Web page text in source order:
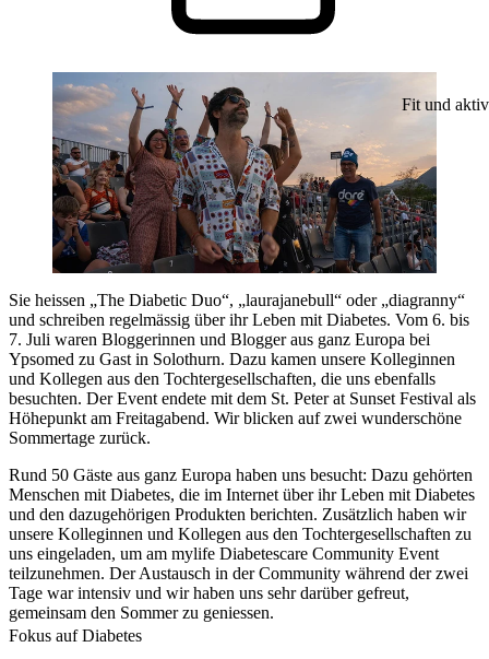
Fit und aktiv
Sie heissen „The Diabetic Duo“, „laurajanebull“ oder „diagranny“
und schreiben regelmässig über ihr Leben mit Diabetes. Vom 6. bis
7. Juli waren Bloggerinnen und Blogger aus ganz Europa bei
Ypsomed zu Gast in Solothurn. Dazu kamen unsere Kolleginnen
und Kollegen aus den Tochtergesellschaften, die uns ebenfalls
besuchten. Der Event endete mit dem St. Peter at Sunset Festival als
Höhepunkt am Freitagabend. Wir blicken auf zwei wunderschöne
Sommertage zurück.
Rund 50 Gäste aus ganz Europa haben uns besucht: Dazu gehörten
Menschen mit Diabetes, die im Internet über ihr Leben mit Diabetes
und den dazugehörigen Produkten berichten. Zusätzlich haben wir
unsere Kolleginnen und Kollegen aus den Tochtergesellschaften zu
uns eingeladen, um am mylife Diabetescare Community Event
teilzunehmen. Der Austausch in der Community während der zwei
Tage war intensiv und wir haben uns sehr darüber gefreut,
gemeinsam den Sommer zu geniessen.
Fokus auf Diabetes